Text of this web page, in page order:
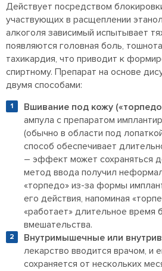
Действует посредством
участвующих в расщеплении
алкоголя зависимый испытывает
появляются головная боль,
тахикардия, что приводит к
спиртному. Препарат на основе
двумя способами:
Вшивание под кожу
ампула с препаратом
(обычно в области под
способ обеспечивает
– эффект может сохраняться
метод ввода получил
«торпедо» из-за формы
его действия, напоминая
«работает» длительное время
вмешательства.
Внутримышечные или
лекарство вводится врачом, и
сохраняется от нескольких